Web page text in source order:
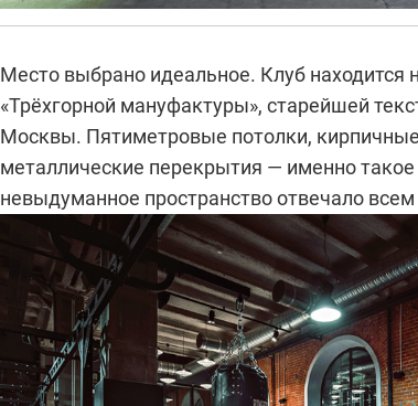
Место выбрано идеальное. Клуб находится
«Трёхгорной мануфактуры», старейшей
Москвы. Пятиметровые потолки,
металлические перекрытия — именно
невыдуманное пространство отвечало